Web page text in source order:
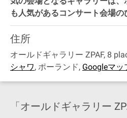
も人気があるコンサート会場の
住所
オールドギャラリー ZPAF, 8
シャワ, ポーランド, Googleマッ
「オールドギャラリー